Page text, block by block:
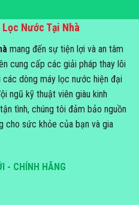
Nước Tại Nhà
mang đến sự tiện lợi và an tâm
cung cấp các giải pháp thay lõi
các dòng máy lọc nước hiện đại
ngũ kỹ thuật viên giàu kinh
tình, chúng tôi đảm bảo nguồn
cho sức khỏe của bạn và gia
- CHÍNH HÃNG